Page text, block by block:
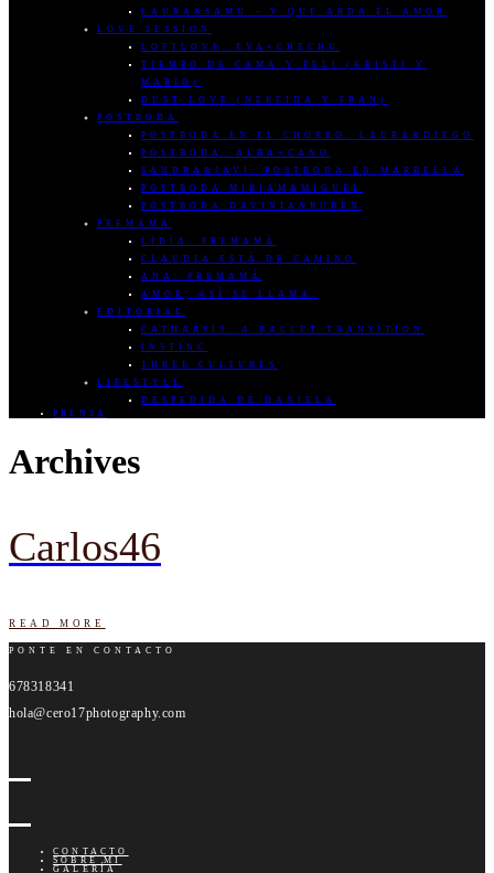
LAURA&SAMU – Y QUE ARDA EL AMOR
LOVE SESSION
LOFTLOVE: EVA+CHECHU
TIEMPO DE CAMA Y PELI (KRISTI Y
MARIO)
DUST LOVE (NEREIDA Y FRAN)
POSTBODA
POSTBODA EN EL CHORRO: LAURA&DIEGO
POSTBODA: ALBA+CANO
SANDRA&JAVI: POSTBODA EN MARBELLA
POSTBODA MIRIAM&MIGUEL
POSTBODA DAVINIA&RUBÉN
PREMAMA
LIDIA: PREMAMÁ
CLAUDIA ESTÁ DE CAMINO
ANA: PREMAMÁ
AMOR, ASÍ SE LLAMA.
EDITORIAL
CATHARSIS: A BALLET TRANSITION
INSTINC
THREE CULTURES
LIFESTYLE
DESPEDIDA DE DANIELA
PRENSA
Archives
Carlos46
READ MORE
PONTE EN CONTACTO
678318341
hola@cero17photography.com
CONTACTO
SOBRE MI
GALERÍA